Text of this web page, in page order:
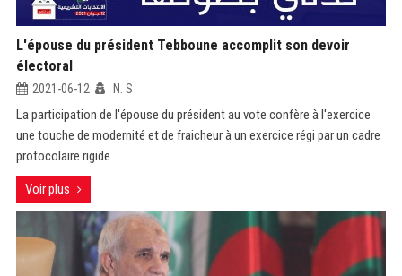
L'épouse du président Tebboune accomplit son devoir
électoral
2021-06-12 N. S
La participation de l'épouse du président au vote confère à l'exercice
une touche de modernité et de fraicheur à un exercice régi par un cadre
protocolaire rigide
Voir plus